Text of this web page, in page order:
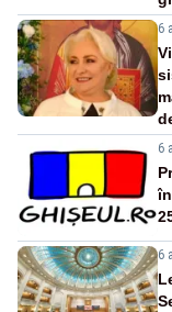
6
6
6